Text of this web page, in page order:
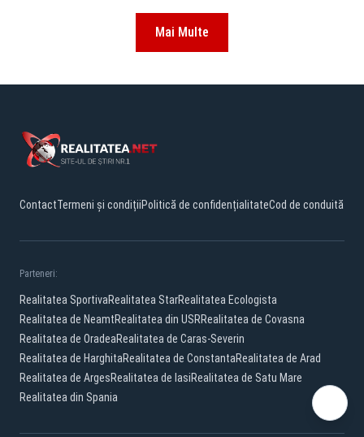
Mai Multe
ContactTermeni și condițiiPolitică de confidențialitateCod de conduită
Parteneri:
Realitatea SportivaRealitatea StarRealitatea Ecologista
Realitatea de NeamtRealitatea din USRRealitatea de Covasna
Realitatea de OradeaRealitatea de Caras-Severin
Realitatea de HarghitaRealitatea de ConstantaRealitatea de Arad
Realitatea de ArgesRealitatea de IasiRealitatea de Satu Mare
Realitatea din Spania